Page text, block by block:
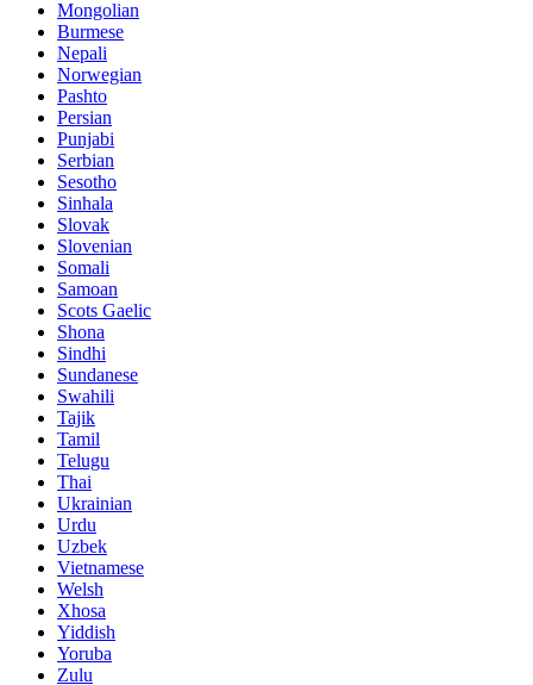
Mongolian
Burmese
Nepali
Norwegian
Pashto
Persian
Punjabi
Serbian
Sesotho
Sinhala
Slovak
Slovenian
Somali
Samoan
Scots Gaelic
Shona
Sindhi
Sundanese
Swahili
Tajik
Tamil
Telugu
Thai
Ukrainian
Urdu
Uzbek
Vietnamese
Welsh
Xhosa
Yiddish
Yoruba
Zulu